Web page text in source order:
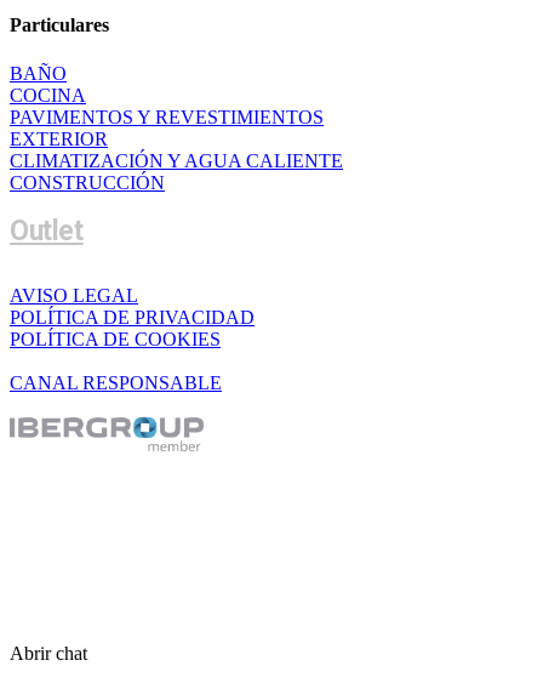
Particulares
BAÑO
COCINA
PAVIMENTOS Y REVESTIMIENTOS
EXTERIOR
CLIMATIZACIÓN Y AGUA CALIENTE
CONSTRUCCIÓN
Outlet
AVISO LEGAL
POLÍTICA DE PRIVACIDAD
POLÍTICA DE COOKIES
CANAL RESPONSABLE
Abrir chat